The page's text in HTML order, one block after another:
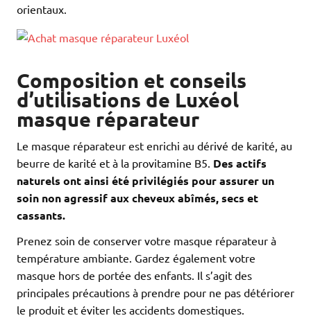
orientaux.
Composition et conseils
d’utilisations de Luxéol
masque réparateur
Le masque réparateur est enrichi au dérivé de karité, au
beurre de karité et à la provitamine B5. Des actifs
naturels ont ainsi été privilégiés pour assurer un
soin non agressif aux cheveux abîmés, secs et
cassants.
Prenez soin de conserver votre masque réparateur à
température ambiante. Gardez également votre
masque hors de portée des enfants. Il s’agit des
principales précautions à prendre pour ne pas détériorer
le produit et éviter les accidents domestiques.